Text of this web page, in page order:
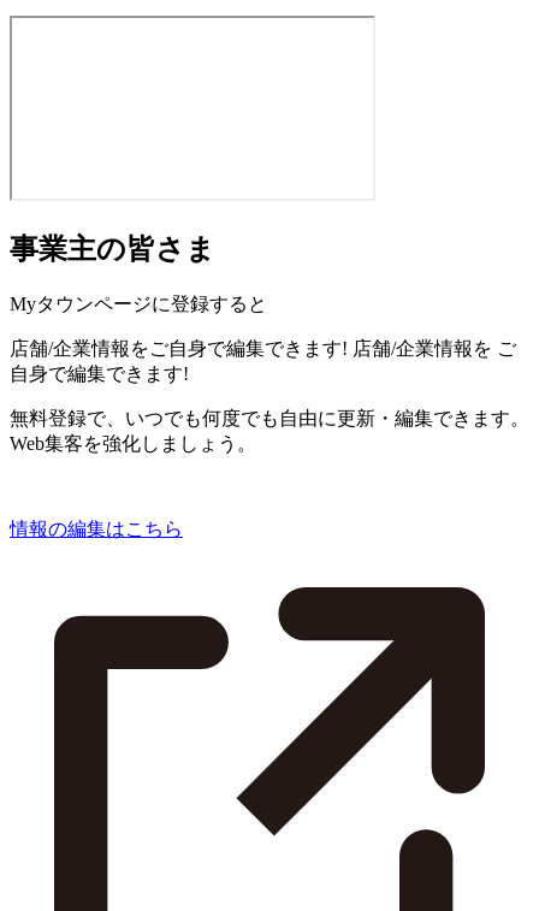
事業主の皆さま
Myタウンページに登録すると
店舗/企業情報をご自身で編集できます! 店舗/企業情報を ご
自身で編集できます!
無料登録で、いつでも何度でも自由に更新・編集できます。
Web集客を強化しましょう。
情報の編集はこちら